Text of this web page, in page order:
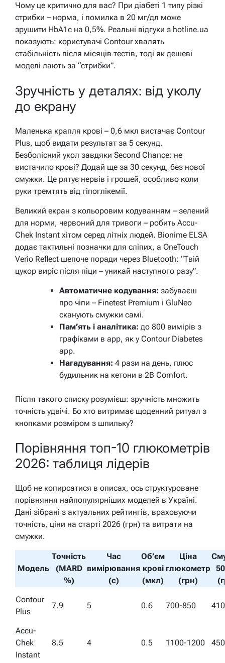
Чому це критично для вас? При діабеті 1 типу різкі
стрибки – норма, і помилка в 20 мг/дл може
зрушити HbA1c на 0,5%. Реальні відгуки з hotline.ua
показують: користувачі Contour хвалять
стабільність після місяців тестів, тоді як дешеві
моделі лають за “стрибки”.
Зручність у деталях: від уколу
до екрану
Маленька крапля крові – 0,6 мкл вистачає Contour
Plus, щоб видати результат за 5 секунд.
Безболісний укол завдяки Second Chance: не
вистачило крові? Додай ще за 30 секунд, без нової
смужки. Це рятує нервів і грошей, особливо коли
руки тремтять від гіпоглікемії.
Великий екран з кольоровим кодуванням – зелений
для норми, червоний для тривоги – робить Accu-
Chek Instant хітом серед літніх людей. Bionime ELSA
додає тактильні позначки для сліпих, а OneTouch
Verio Reflect шепоче поради через Bluetooth: “Твій
цукор виріс після піци – уникай наступного разу”.
Автоматичне кодування: забуваєш
про чіпи – Finetest Premium і GluNeo
сканують смужки самі.
Пам’ять і аналітика: до 800 вимірів з
графіками в app, як у Contour Diabetes
app.
Нагадування: 4 рази на день, плюс
будильник на кетони в 2B Comfort.
Після такого списку розумієш: зручність множить
точність удвічі. Бо хто витримає щоденний ритуал з
кнопками розміром з шпильку?
Порівняння топ-10 глюкометрів
2026: таблиця лідерів
Щоб не копирсатися в описах, ось структуроване
порівняння найпопулярніших моделей в Україні.
Дані зібрані з актуальних рейтингів, враховуючи
точність, ціни на старті 2026 (грн) та витрати на
смужки.
Модель
Точність
(MARD
%)
Час
вимірювання
(с)
Об’єм
крові
(мкл)
Ціна
глюкометр
(грн)
Contour
Plus
7.9 5 0.6 700-850
Accu-
Chek
Instant
8.5 4 0.5 1100-1200